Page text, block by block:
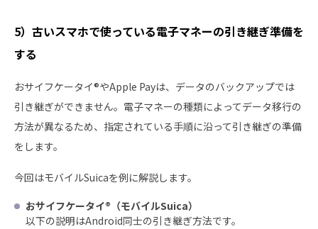
5）古いスマホで使っている電子マネーの引き継ぎ準備を
する
おサイフケータイ®やApple Payは、データのバックアップでは
引き継ぎができません。電子マネーの種類によってデータ移行の
方法が異なるため、指定されている手順に沿って引き継ぎの準備
をします。
今回はモバイルSuicaを例に解説します。
おサイフケータイ®（モバイルSuica）
以下の説明はAndroid同士の引き継ぎ方法です。